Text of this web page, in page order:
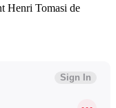
Henri Tomasi de